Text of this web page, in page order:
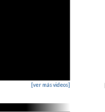
[ver más videos]